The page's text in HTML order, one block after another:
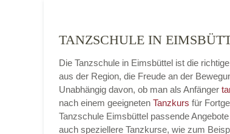
TANZSCHULE IN
Die Tanzschule in Eimsbüttel ist die
aus der Region, die Freude an der
Unabhängig davon, ob man als Anfänger
nach einem geeigneten Tanzkurs für
Tanzschule Eimsbüttel passende
auch speziellere Tanzkurse, wie zum